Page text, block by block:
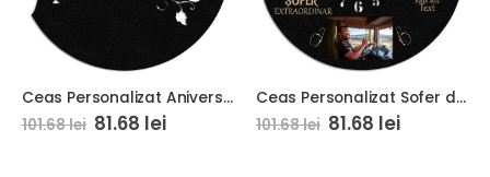
Ceas Personalizat Aniversare Casatorie Relatie 01
101.68lei 81.68 lei
Ceas Personalizat Sofer de camion tir cu poza
101.68lei 81.68 lei